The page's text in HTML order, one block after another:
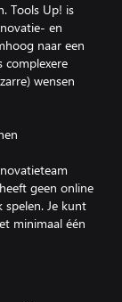
Tools Up! is
en
naar een
complexere
wensen
geen online
Je kunt
minimaal één